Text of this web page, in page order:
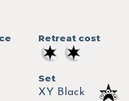
Retreat cost
Set
XY Black